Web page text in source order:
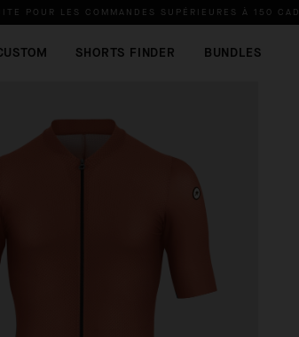
POUR LES COMMANDES SUPÉRIEURES À 150 CAD
SHORTS FINDER BUNDLES